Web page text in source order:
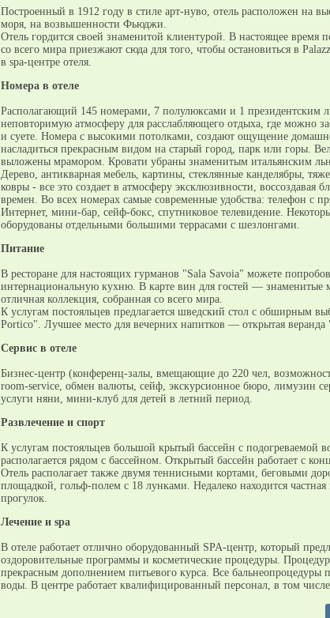
Построенный в 1912 году в стиле арт-нуво, отель расположен на
моря, на возвышенности Фьюджи.
Отель гордится своей знаменитой клиентурой. В настоящее время
со всего мира приезжают сюда для того, чтобы остановиться в
в spa-центре отеля.
Номера в отеле
Располагающий 145 номерами, 7 полулюксами и 1 президентским
неповторимую атмосферу для расслабляющего отдыха, где можно
и суете. Номера с высокими потолками, создают ощущение
насладиться прекрасным видом на старый город, парк или горы.
выложены мрамором. Кровати убраны знаменитым итальянским
Дерево, антикварная мебель, картины, стеклянные канделябры,
ковры - все это создает в атмосферу эксклюзивности, воссоздавая
времен. Во всех номерах самые современные удобства: телефон с
Интернет, мини-бар, сейф-бокс, спутниковое телевидение.
оборудованы отдельными большими террасами с шезлонгами.
Питание
В ресторане для настоящих гурманов "Sala Savoia" можете
интернациональную кухню. В карте вин для гостей — знаменитые
отличная коллекция, собранная со всего мира.
К услугам постояльцев предлагается шведский стол с обширным
Portico". Лучшее место для вечерних напитков — открытая
Cервис в отеле
Бизнес-центр (конференц-залы, вмещающие до 220 чел,
room-service, обмен валюты, сейф, экскурсионное бюро, лимузин
услуги няни, мини-клуб для детей в летний период.
Развлечение и спорт
К услугам постояльцев большой крытый бассейн с подогреваемой
располагается рядом с бассейном. Открытый бассейн работает с
Отель располагает также двумя теннисными кортами, беговыми
площадкой, гольф-полем с 18 лунками. Недалеко находится
прогулок.
Лечение и spa
В отеле работает отлично оборудованный SPA-центр, который
оздоровительные программы и косметические процедуры.
прекрасным дополнением питьевого курса. Все бальнеопроцедуры
воды. В центре работает квалифицированный персонал, в том